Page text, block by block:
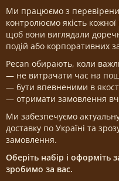
Ми працюємо з
контролюємо якість
щоб вони виглядали
подій або корпоративних
Pecan обирають, коли
— не витрачати час на
— бути впевненими в
— отримати замовлення
Ми забезпечуємо
доставку по Україні та
замовлення.
Оберіть набір і
зробимо за вас.